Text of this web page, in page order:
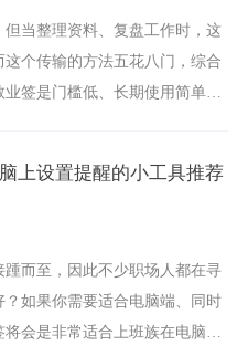
当整理资料、复盘工作时，这
个传输的方法五花八门，综合
签是门槛低、长期使用简单的
上设置提醒的小工具推荐
而至，因此不少职场人都在寻
如果你需要适合电脑端、同时
会是非常适合上班族在电脑上